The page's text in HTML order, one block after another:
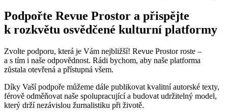
Podpořte Revue Prostor a přispějte
k rozkvětu osvědčené kulturní platformy
Zvolte podporu, která je Vám nejbližší! Revue Prostor roste –
a s tím i naše odpovědnost. Rádi bychom, aby naše platforma
zůstala otevřená a přístupná všem.
Díky Vaší podpoře můžeme dále publikovat kvalitní autorské texty,
férově odměňovat naše spolupracující a budovat udržitelný model,
který drží nezávislou žurnalistiku při životě.